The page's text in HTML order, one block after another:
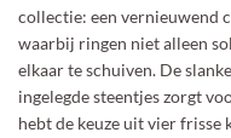
collectie: een vernieuwend
waarbij ringen niet alleen
elkaar te schuiven. De
ingelegde steentjes zorgt
hebt de keuze uit vier